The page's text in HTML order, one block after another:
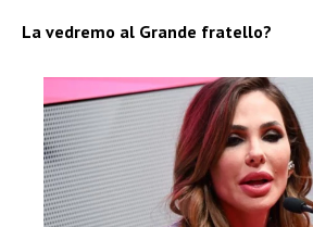
La vedremo al Grande fratello?